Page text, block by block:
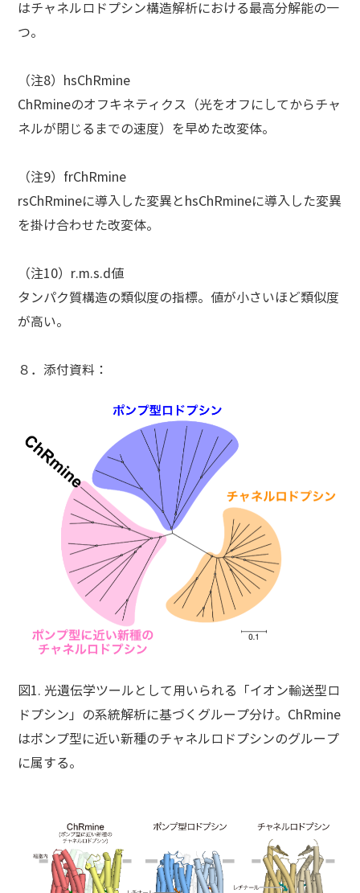
はチャネルロドプシン構造解析における最高分解能の一
つ。
（注8）hsChRmine
ChRmineのオフキネティクス（光をオフにしてからチャ
ネルが閉じるまでの速度）を早めた改変体。
（注9）frChRmine
rsChRmineに導入した変異とhsChRmineに導入した変異
を掛け合わせた改変体。
（注10）r.m.s.d値
タンパク質構造の類似度の指標。値が小さいほど類似度
が高い。
８．添付資料 ：
図1. 光遺伝学ツールとして用いられる「イオン輸送型ロ
ドプシン」の系統解析に基づくグループ分け。ChRmine
はポンプ型に近い新種のチャネルロドプシンのグループ
に属する。